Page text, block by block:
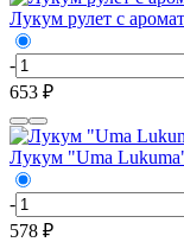
Лукум рулет с
-
653 ₽
Лукум "Uma
-
578 ₽